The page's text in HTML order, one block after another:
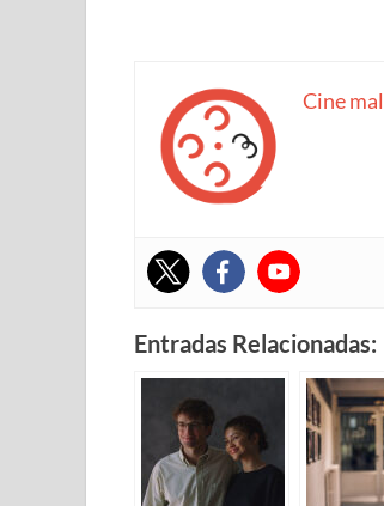
Cine
Entradas Relacionadas: